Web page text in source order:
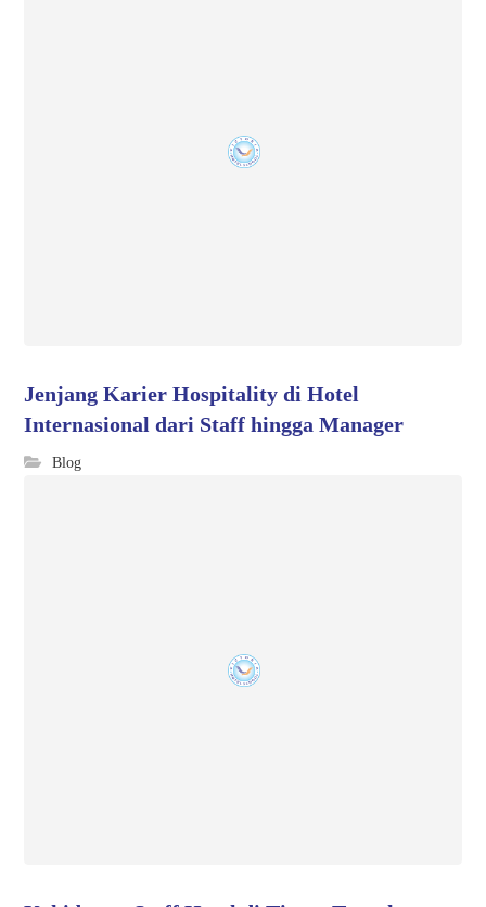
Jenjang Karier Hospitality di Hotel
Internasional dari Staff hingga Manager
Blog